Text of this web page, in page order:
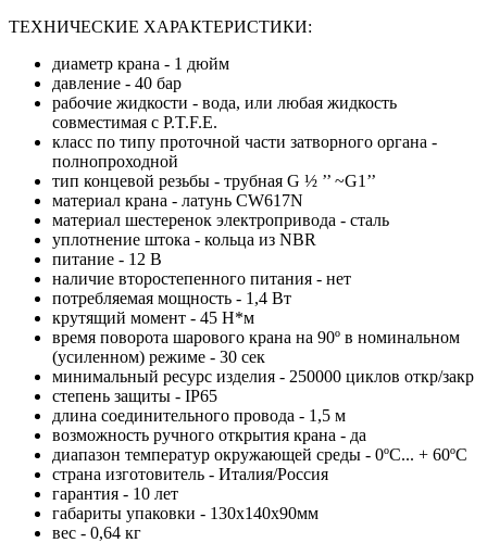
ТЕХНИЧЕСКИЕ ХАРАКТЕРИСТИКИ:
диаметр крана - 1 дюйм
давление - 40 бар
рабочие жидкости - вода, или любая жидкость
совместимая с P.T.F.E.
класс по типу проточной части затворного органа -
полнопроходной
тип концевой резьбы - трубная G ½ ’’ ~G1’’
материал крана - латунь CW617N
материал шестеренок электропривода - сталь
уплотнение штока - кольца из NBR
питание - 12 В
наличие второстепенного питания - нет
потребляемая мощность - 1,4 Вт
крутящий момент - 45 Н*м
время поворота шарового крана на 90º в номинальном
(усиленном) режиме - 30 сек
минимальный ресурс изделия - 250000 циклов откр/закр
степень защиты - IP65
длина соединительного провода - 1,5 м
возможность ручного открытия крана - да
диапазон температур окружающей среды - 0ºС... + 60ºС
страна изготовитель - Италия/Россия
гарантия - 10 лет
габариты упаковки - 130x140x90мм
вес - 0,64 кг